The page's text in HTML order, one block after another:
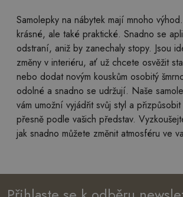
Samolepky na nábytek mají mnoho
krásné, ale také praktické. Snadno se
odstraní, aniž by zanechaly stopy. Jsou
změny v interiéru, ať už chcete osvěžit
nebo dodat novým kouskům osobitý
odolné a snadno se udržují. Naše
vám umožní vyjádřit svůj styl a
přesně podle vašich představ.
jak snadno můžete změnit atmosféru ve